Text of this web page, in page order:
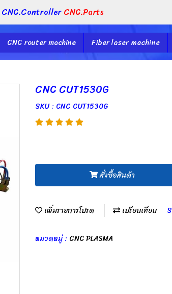
CNC.ControllerCNC.Parts
CNC router machine Fiber laser machine
CNC CUT1530G
SKU : CNC CUT1530G
สั่งซื้อสินค้า
เพิ่มรายการโปรด เปรียบเทียบ
หมวดหมู่ : CNC PLASMA